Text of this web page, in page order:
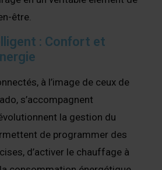
être.
: Confort et
à l’image de ceux de
s’accompagnent
la gestion du
de programmer des
d’activer le chauffage à